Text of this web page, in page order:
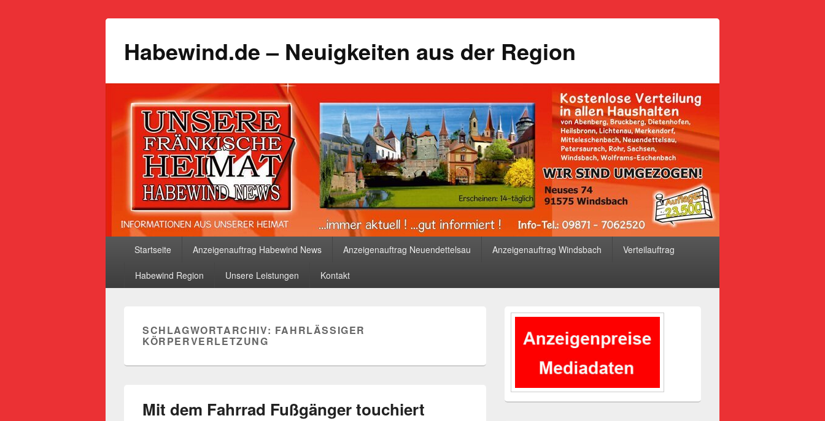
Habewind.de – Neuigkeiten aus der Region
Startseite Anzeigenauftrag Habewind News Anzeigenauftrag Neuendettelsau Anzeigenauftrag Windsbach Verteilauftrag
Habewind Region Unsere Leistungen Kontakt
SCHLAGWORTARCHIV: FAHRLÄSSIGER
KÖRPERVERLETZUNG
Mit dem Fahrrad Fußgänger touchiert
Primärer
Widgetbereich